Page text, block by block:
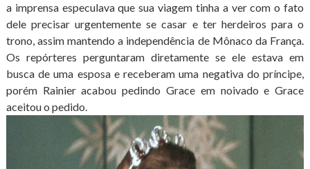
a imprensa especulava que sua viagem tinha a ver com o fato
dele precisar urgentemente se casar e ter herdeiros para o
trono, assim mantendo a independência de Mônaco da França.
Os repórteres perguntaram diretamente se ele estava em
busca de uma esposa e receberam uma negativa do príncipe,
porém Rainier acabou pedindo Grace em noivado e Grace
aceitou o pedido.